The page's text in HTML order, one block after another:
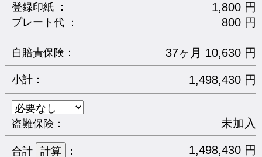
登録印紙 ： 1,800 円
プレート代 ： 800 円
自賠責保険： 37ヶ月 10,630 円
小計： 1,498,430 円
盗難保険： 未加入
合計 ： 1,498,430 円